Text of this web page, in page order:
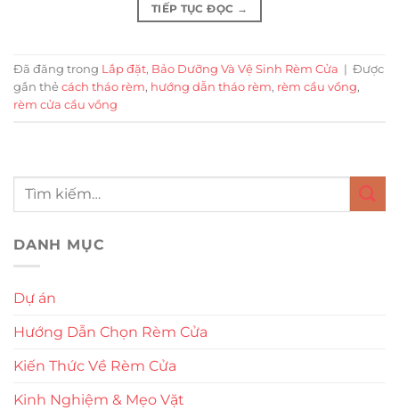
TIẾP TỤC ĐỌC →
Đã đăng trong Lắp đặt, Bảo Dưỡng Và Vệ Sinh Rèm Cửa | Được
gắn thẻ cách tháo rèm, hướng dẫn tháo rèm, rèm cầu vồng,
rèm cửa cầu vồng
DANH MỤC
Dự án
Hướng Dẫn Chọn Rèm Cửa
Kiến Thức Về Rèm Cửa
Kinh Nghiệm & Mẹo Vặt